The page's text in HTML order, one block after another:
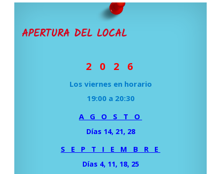
APERTURA DEL LOCAL
2 0 2 6
Los viernes en horario
19:00 a 20:30
A G O S T O
Días 14, 21, 28
S E P T I E M B R E
Días 4, 11, 18, 25